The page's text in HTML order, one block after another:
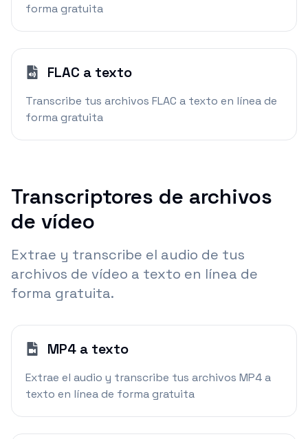
forma gratuita
FLAC a texto
Transcribe tus archivos FLAC a texto en línea de
forma gratuita
Transcriptores de archivos
de vídeo
Extrae y transcribe el audio de tus
archivos de vídeo a texto en línea de
forma gratuita.
MP4 a texto
Extrae el audio y transcribe tus archivos MP4 a
texto en línea de forma gratuita